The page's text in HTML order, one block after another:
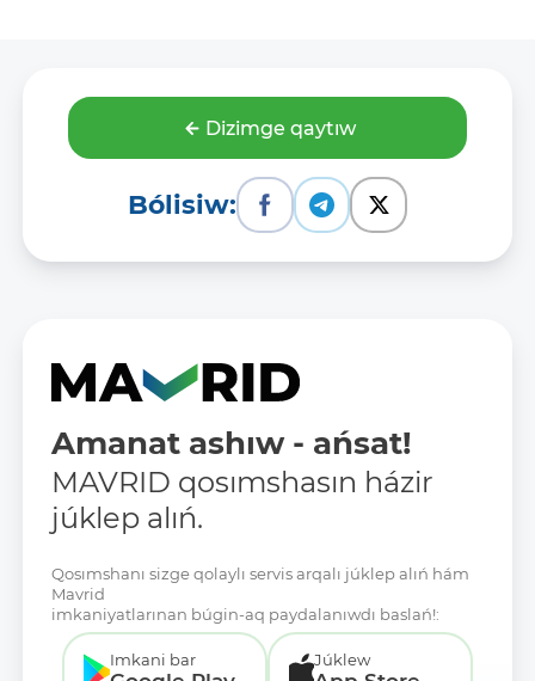
Dizimge qaytıw
Bólisiw:
Amanat ashıw - ańsat!
MAVRID qosımshasın házir
júklep alıń.
Qosımshanı sizge qolaylı servis arqalı júklep alıń hám
Mavrid
imkaniyatlarınan búgin-aq paydalanıwdı baslań!:
Imkani bar Júklew